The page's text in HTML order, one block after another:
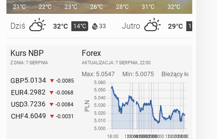
21°C
Dziś 32°C 14°C 33 Jutro 29°C 15°C
22°C 23°C 26°C 28°C 31°C 32°C
Kurs NBP
Z DNIA: 7 SIERPNIA
GBP5.0134 -0.0085
EUR4.2982 -0.0068
USD3.7236 -0.0084
CHF4.6049 -0.0031
Forex
AKTUALIZACJA: 7 SIERPNIA, 22:00